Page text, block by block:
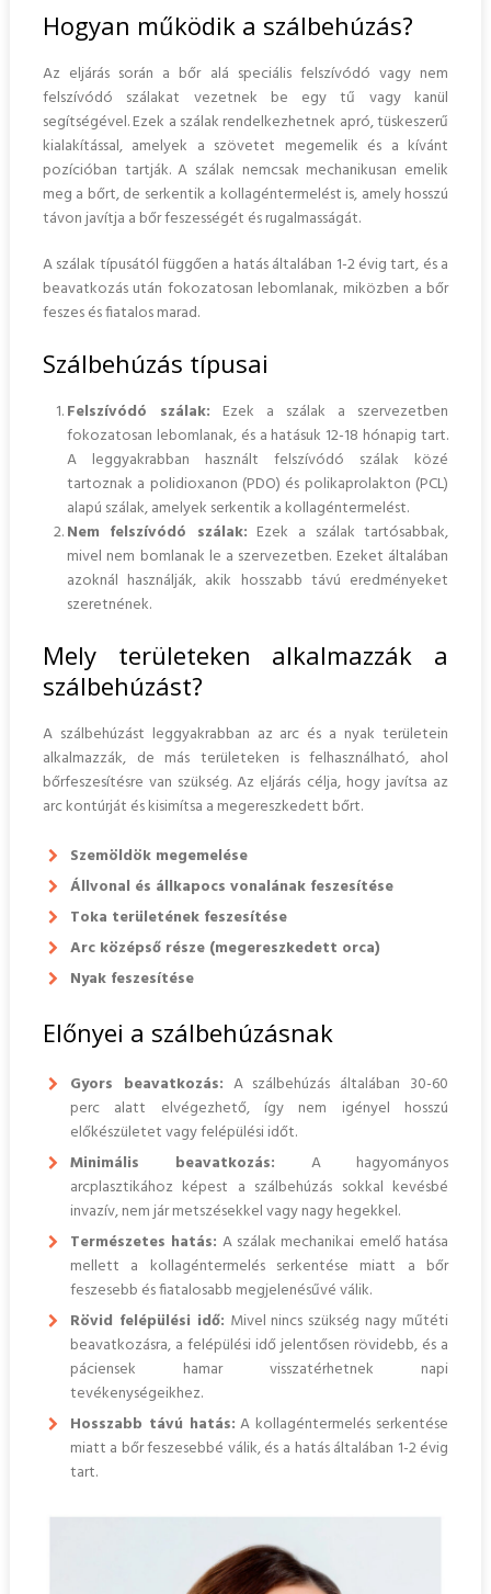
Hogyan működik a szálbehúzás?
Az eljárás során a bőr alá speciális felszívódó vagy nem
felszívódó szálakat vezetnek be egy tű vagy kanül
segítségével. Ezek a szálak rendelkezhetnek apró, tüskeszerű
kialakítással, amelyek a szövetet megemelik és a kívánt
pozícióban tartják. A szálak nemcsak mechanikusan emelik
meg a bőrt, de serkentik a kollagéntermelést is, amely hosszú
távon javítja a bőr feszességét és rugalmasságát.
A szálak típusától függően a hatás általában 1-2 évig tart, és a
beavatkozás után fokozatosan lebomlanak, miközben a bőr
feszes és fiatalos marad.
Szálbehúzás típusai
Felszívódó szálak: Ezek a szálak a szervezetben
fokozatosan lebomlanak, és a hatásuk 12-18 hónapig tart.
A leggyakrabban használt felszívódó szálak közé
tartoznak a polidioxanon (PDO) és polikaprolakton (PCL)
alapú szálak, amelyek serkentik a kollagéntermelést.
Nem felszívódó szálak: Ezek a szálak tartósabbak,
mivel nem bomlanak le a szervezetben. Ezeket általában
azoknál használják, akik hosszabb távú eredményeket
szeretnének.
Mely területeken alkalmazzák a
szálbehúzást?
A szálbehúzást leggyakrabban az arc és a nyak területein
alkalmazzák, de más területeken is felhasználható, ahol
bőrfeszesítésre van szükség. Az eljárás célja, hogy javítsa az
arc kontúrját és kisimítsa a megereszkedett bőrt.
Szemöldök megemelése
Állvonal és állkapocs vonalának feszesítése
Toka területének feszesítése
Arc középső része (megereszkedett orca)
Nyak feszesítése
Előnyei a szálbehúzásnak
Gyors beavatkozás: A szálbehúzás általában 30-60
perc alatt elvégezhető, így nem igényel hosszú
előkészületet vagy felépülési időt.
Minimális beavatkozás: A hagyományos
arcplasztikához képest a szálbehúzás sokkal kevésbé
invazív, nem jár metszésekkel vagy nagy hegekkel.
Természetes hatás: A szálak mechanikai emelő hatása
mellett a kollagéntermelés serkentése miatt a bőr
feszesebb és fiatalosabb megjelenésűvé válik.
Rövid felépülési idő: Mivel nincs szükség nagy műtéti
beavatkozásra, a felépülési idő jelentősen rövidebb, és a
páciensek hamar visszatérhetnek napi
tevékenységeikhez.
Hosszabb távú hatás: A kollagéntermelés serkentése
miatt a bőr feszesebbé válik, és a hatás általában 1-2 évig
tart.